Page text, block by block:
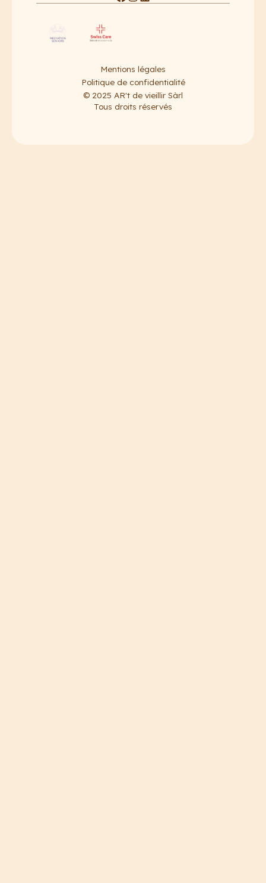
Mentions légales
Politique de confidentialité
© 2025 AR't de vieillir Sàrl
Tous droits réservés